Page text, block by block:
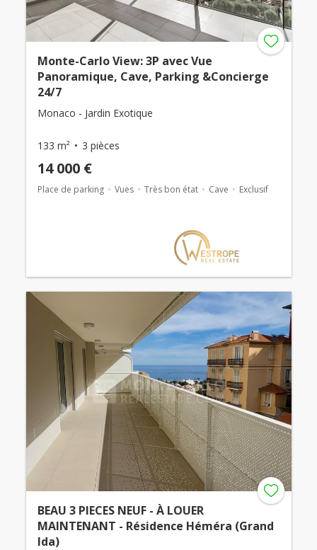
Monte-Carlo View: 3P avec Vue
Panoramique, Cave, Parking &Concierge
24/7
Monaco - Jardin Exotique
133 m² 3 pièces
14 000 €
Place de parking Vues Très bon état Cave Exclusif
BEAU 3 PIECES NEUF - À LOUER
MAINTENANT - Résidence Héméra (Grand
Ida)